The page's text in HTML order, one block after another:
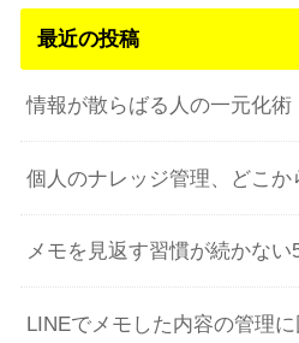
最近の投稿
情報が散らばる人の一元化
個人のナレッジ管理、どこか
メモを見返す習慣が続かな
LINEでメモした内容の管理